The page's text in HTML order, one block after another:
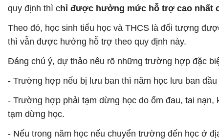
quy định thì chỉ được hưởng mức hỗ trợ cao nhất
Theo đó, học sinh tiểu học và THCS là đối tượng
thì vẫn được hưởng hỗ trợ theo quy định này.
Đáng chú ý, dự thảo nêu rõ những trường hợp đặc
- Trường hợp nếu bị lưu ban thì năm học lưu ban
- Trường hợp phải tạm dừng học do ốm đau, tai
tạm dừng học.
- Nếu trong năm học nếu chuyển trường đến học ở